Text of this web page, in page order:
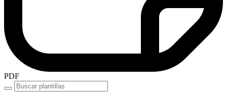
PDF